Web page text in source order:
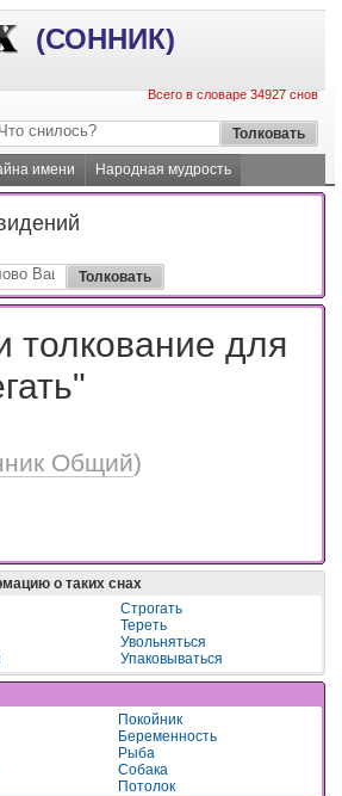
(СОННИК)
Всего в словаре 34927 снов
имени Народная мудрость
толкование для
Общий)
о таких снах
Строгать
Тереть
Увольняться
Упаковываться
Покойник
Беременность
Рыба
Собака
Потолок